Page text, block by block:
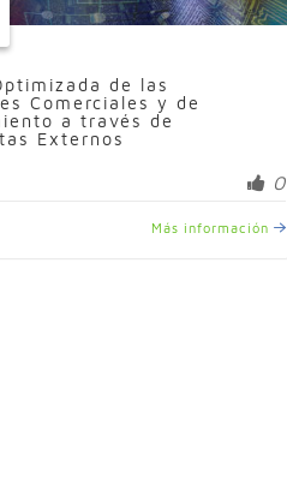
de las
Comerciales y de
a través de
Externos
0
Más información